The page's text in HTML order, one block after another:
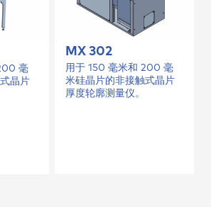
毫
晶片
MX 302
用于 150 毫米和 200 毫
米硅晶片的非接触式晶片
厚度轮廓测量仪。